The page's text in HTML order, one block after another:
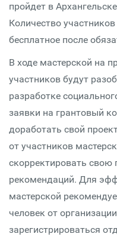
пройдет в
Количество
бесплатное после
В ходе мастерской на
участников будут
разработке
заявки на грантовый
доработать свой
от участников
скорректировать
рекомендаций. Для
мастерской
человек от
зарегистрироваться